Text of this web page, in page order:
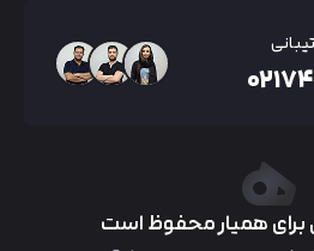
همیار محفوظ است